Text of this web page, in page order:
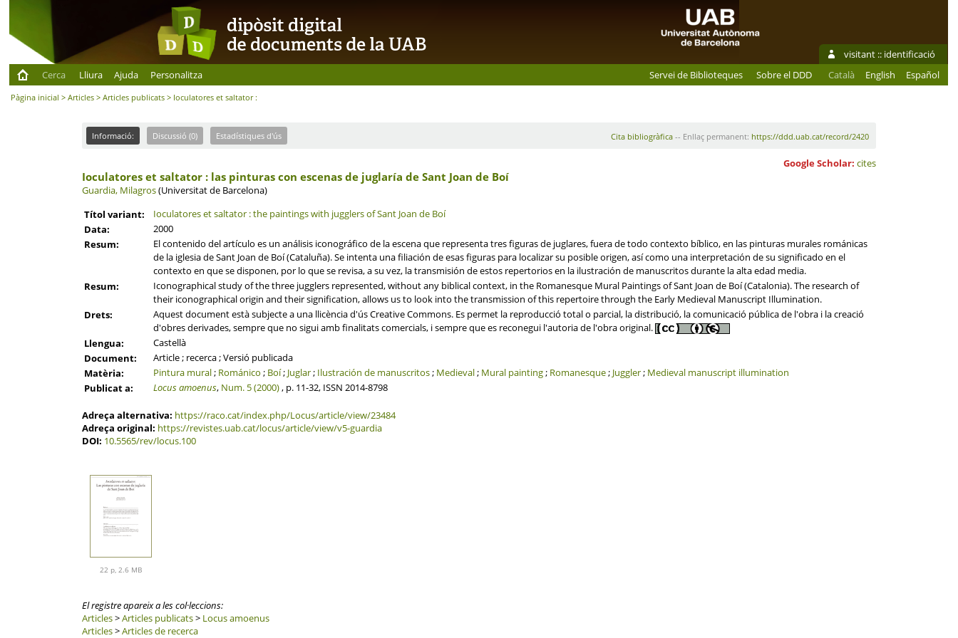
visitant :: identificació
Cerca
Lliura Ajuda Personalitza Servei de Biblioteques Sobre el DDD Català English Español
Pàgina inicial >Articles >Articles publicats > Ioculatores et saltator :
Informació: Discussió (0) Estadístiques d'ús Cita bibliogràfica-- Enllaç permanent: https://ddd.uab.cat/record/2420
Google Scholar: cites
Ioculatores et saltator : las pinturas con escenas de juglaría de Sant Joan de Boí
Guardia, Milagros(Universitat de Barcelona)
Títol variant:
Ioculatores et saltator : the paintings with jugglers of Sant Joan de Boí
Data:
2000
Resum:
El contenido del artículo es un análisis iconográfico de la escena que representa tres figuras de juglares, fuera de todo contexto bíblico, en las pinturas murales románicas
de la iglesia de Sant Joan de Boí (Cataluña). Se intenta una filiación de esas figuras para localizar su posible origen, así como una interpretación de su significado en el
contexto en que se disponen, por lo que se revisa, a su vez, la transmisión de estos repertorios en la ilustración de manuscritos durante la alta edad media.
Resum:
Iconographical study of the three jugglers represented, without any biblical context, in the Romanesque Mural Paintings of Sant Joan de Boí (Catalonia). The research of
their iconographical origin and their signification, allows us to look into the transmission of this repertoire through the Early Medieval Manuscript Illumination.
Drets:
Aquest document està subjecte a una llicència d'ús Creative Commons. Es permet la reproducció total o parcial, la distribució, la comunicació pública de l'obra i la creació
d'obres derivades, sempre que no sigui amb finalitats comercials, i sempre que es reconegui l'autoria de l'obra original.
Llengua:
Castellà
Document:
Article ; recerca ; Versió publicada
Matèria:
Pintura mural; Románico ; Boí; Juglar; Ilustración de manuscritos; Medieval; Mural painting; Romanesque; Juggler; Medieval manuscript illumination
Publicat a:
Locus amoenus, Num. 5 (2000), p. 11-32, ISSN 2014-8798
Adreça alternativa: https://raco.cat/index.php/Locus/article/view/23484
Adreça original: https://revistes.uab.cat/locus/article/view/v5-guardia
DOI: 10.5565/rev/locus.100
22 p, 2.6 MB
El registre apareix a les col·leccions:
Articles>Articles publicats> Locus amoenus
Articles>Articles de recerca